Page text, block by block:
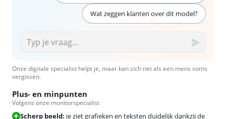
Wat zeggen klanten over dit model?
Onze digitale specialist helpt je, maar kan zich net als een mens soms
vergissen.
Plus- en minpunten
Volgens onze monitorspecialist
Scherp beeld: je ziet grafieken en teksten duidelijk dankzij de